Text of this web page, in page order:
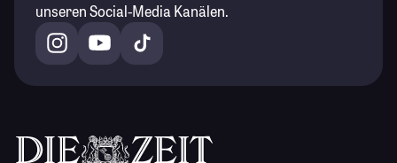
unseren Social-Media Kanälen.